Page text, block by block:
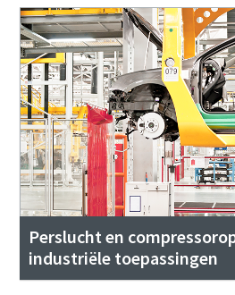
Perslucht en
industriële toepassingen